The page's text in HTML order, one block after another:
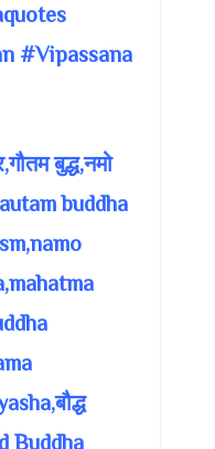
#Vipassana
बुद्ध,नमो
buddha
Buddha